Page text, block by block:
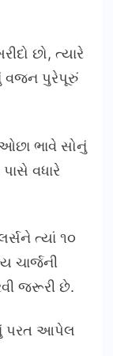
છો, ત્યારે
વજન પુરેપૂરું
ઓછા ભાવે સોનું
વધારે
ત્યાં ૧૦
ચાર્જની
જરૂરી છે.
પરત આપેલ